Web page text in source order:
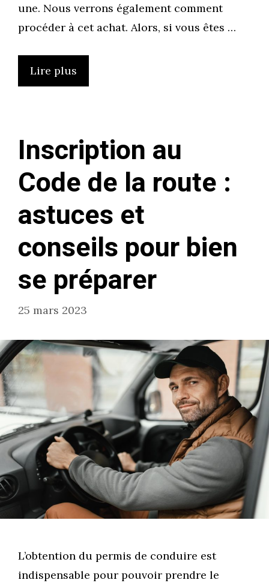
une. Nous verrons également comment
procéder à cet achat. Alors, si vous êtes …
Lire plus
Inscription au
Code de la route :
astuces et
conseils pour bien
se préparer
25 mars 2023
L’obtention du permis de conduire est
indispensable pour pouvoir prendre le